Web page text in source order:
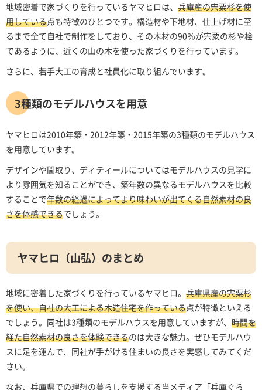
地域密着で家づくりを行っているヤマヒロは、 兵庫産の宍粟杉を使
用している点も特徴のひとつです。構造材や下地材、仕上げ材に至
るまで全て自社で制作をしており、その木材の90％が宍粟の杉や桧
であるように、近くの山の木を使った家づくりを行っています。
さらに、若手大工の育成と社員化に取り組んでいます。
3種類のモデルハウスを用意
ヤマヒロは2010年築・2012年築・2015年築の3種類のモデルハウス
を用意しています。
デザインや間取り、ディティールについてはモデルハウスの見学に
より雰囲気を知ることができ、築年数の異なるモデルハウスを比較
することで年数の経過によってより味わいが出てくる自然素材の良
さを体感できるでしょう。
ヤマヒロ（山弘）のまとめ
地域に密着した家づくりを行っているヤマヒロ。 兵庫県産の宍粟杉
を使い、自社の大工による木造住宅を作っている点が特徴といえる
でしょう。同社は3種類のモデルハウスを用意していますが、 時間を
経た自然素材の良さを体験できるのは大きな魅力。ぜひモデルハウ
スに足を運んで、同社が手がける住まいの良さを実感してみてくだ
さい。
なお、兵庫県での理想の暮らしを支援する当メディア「兵庫ぐら